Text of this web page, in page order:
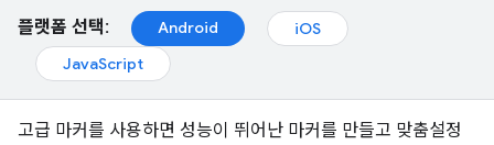
플랫폼 선택: Android
iOS
JavaScript
고급 마커를 사용하면 성능이 뛰어난 마커를 만들고 맞춤설정